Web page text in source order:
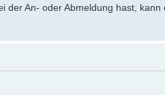
An- oder Abmeldung hast,